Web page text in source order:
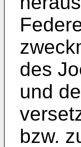
des
und
bzw.